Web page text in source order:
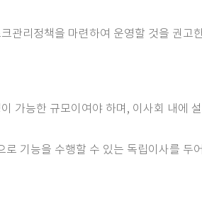
관리정책을 마련하여 운영할 것을 권고
가능한 규모이여야 하며, 이사회 내에
기능을 수행할 수 있는 독립이사를